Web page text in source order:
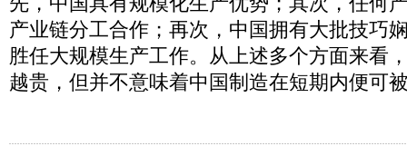
产业链分工合作；再次，中国拥有大批技巧
胜任大规模生产工作。从上述多个方面来看
越贵，但并不意味着中国制造在短期内便可